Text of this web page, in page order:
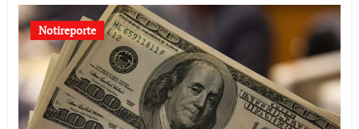
Notireporte